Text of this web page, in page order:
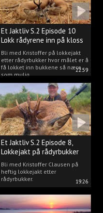
22:59
Et Jaktliv S.2 Episode 10
Lokk rådyrene inn på kloss
hold.
Bli med Kristoffer på lokkejakt
etter rådyrbukker hvor målet er å
få lokket inn bukkene så nære
som mulig.
19:26
Et Jaktliv S.2 Episode 8,
Lokkejakt på rådyrbukker
2023 nr. 1
Bli med Kristoffer Clausen på
heftig lokkejakt etter
rådyrbukker.